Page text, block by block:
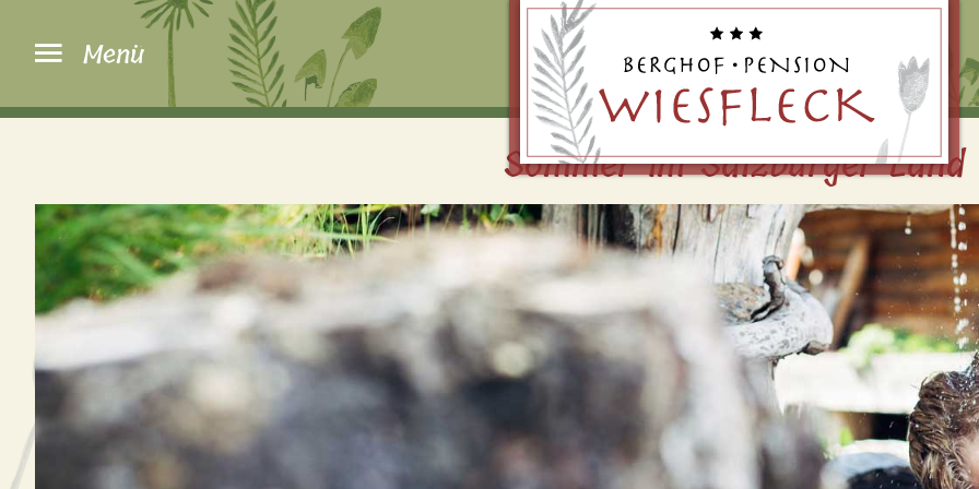
Menü
Hausgemachte Köstlichkeiten und Pinzgauer
Spezialitäten warten auf Sie!
Bei Buchung über unsere Website.
Sommer im Salzburger Land